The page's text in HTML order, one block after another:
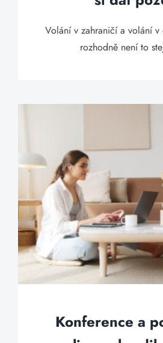
Volání v zahraničí a volání v
rozhodně není to
Konference a